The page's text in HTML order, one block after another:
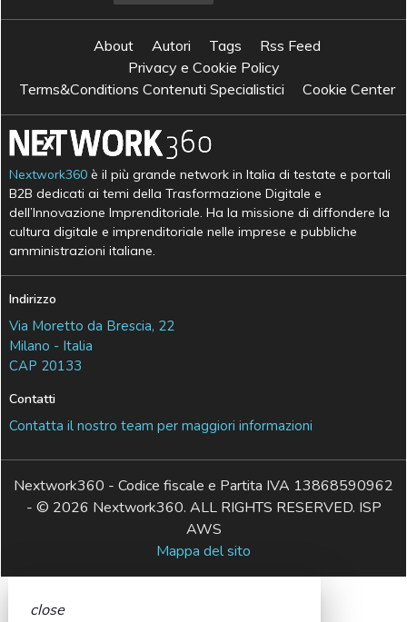
About Autori Tags
Rss Feed
Privacy e Cookie Policy
Terms&Conditions Contenuti Specialistici
Cookie Center
Nextwork360 è il più grande network in Italia di testate e portali
B2B dedicati ai temi della Trasformazione Digitale e
dell’Innovazione Imprenditoriale. Ha la missione di diffondere la
cultura digitale e imprenditoriale nelle imprese e pubbliche
amministrazioni italiane.
Indirizzo
Via Moretto da Brescia, 22
Milano - Italia
CAP 20133
Contatti
Contatta il nostro team per maggiori informazioni
Nextwork360 - Codice fiscale e Partita IVA 13868590962
- © 2026 Nextwork360. ALL RIGHTS RESERVED. ISP
AWS
Mappa del sito
close